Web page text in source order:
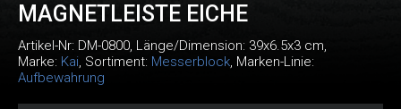
MAGNETLEISTE EICHE
Artikel-Nr: DM-0800, Länge/Dimension: 39x6.5x3 cm,
Marke: Kai, Sortiment: Messerblock, Marken-Linie:
Aufbewahrung